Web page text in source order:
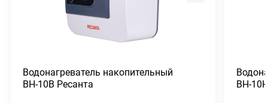
Водонагреватель накопительный
ВН-10В Ресанта
ВН-